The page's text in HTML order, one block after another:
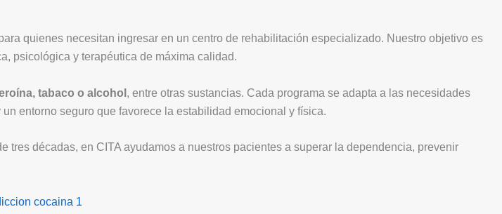
quienes necesitan ingresar en un centro de rehabilitación especializado. Nuestro objetivo es
psicológica y terapéutica de máxima calidad.
tabaco o alcohol , entre otras sustancias. Cada programa se adapta a las necesidades
entorno seguro que favorece la estabilidad emocional y física.
décadas, en CITA ayudamos a nuestros pacientes a superar la dependencia, prevenir